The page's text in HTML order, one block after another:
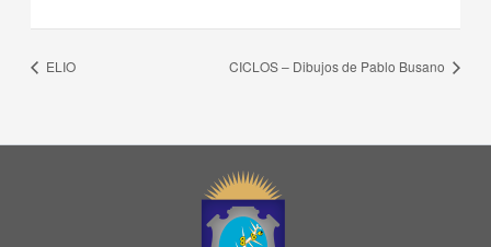
ELIO CICLOS – Dibujos de Pablo Busano